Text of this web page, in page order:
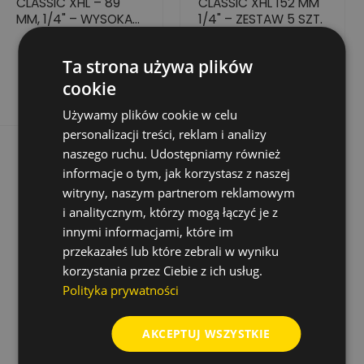
MM, 1/4" – WYSOKA
JAKOŚĆ, 5 SZT.
podstawowa
Dodaj do koszyka
1/4" – ZESTAW 5 SZT.
Dodaj do koszyka
Ta strona używa plików
cookie
Używamy plików cookie w celu
personalizacji treści, reklam i analizy
naszego ruchu. Udostępniamy również
informacje o tym, jak korzystasz z naszej
witryny, naszym partnerom reklamowym
i analitycznym, którzy mogą łączyć je z
innymi informacjami, które im
przekazałeś lub które zebrali w wyniku
korzystania przez Ciebie z ich usług.
Polityka prywatności
AKCEPTUJ WSZYSTKIE